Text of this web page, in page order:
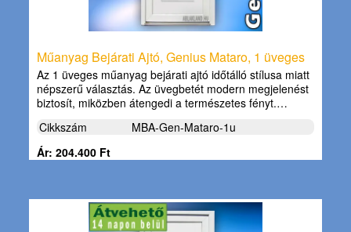
Műanyag Bejárati Ajtó, Genius Mataro, 1 üveges
Az 1 üveges műanyag bejárati ajtó időtálló stílusa miatt
népszerű választás. Az üvegbetét modern megjelenést
biztosít, miközben átengedi a természetes fényt.…
Cikkszám
MBA-Gen-Mataro-1u
Ár: 204.400 Ft